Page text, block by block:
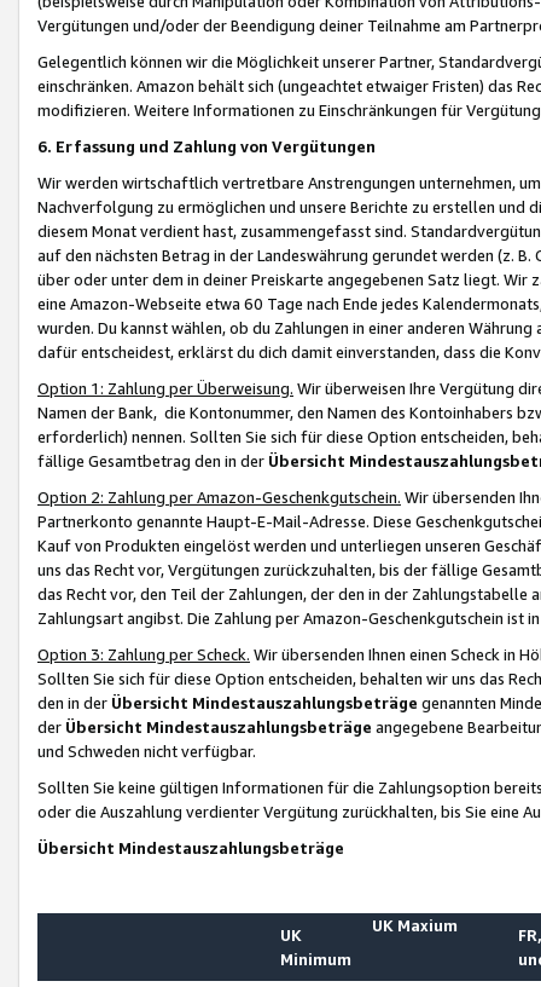
Vergütungen und/oder der Beendigung deiner Teilnahme am
Gelegentlich können wir die Möglichkeit unserer Partner,
einschränken. Amazon behält sich (ungeachtet etwaiger Fristen) das
modifizieren. Weitere Informationen zu Einschränkungen für
6. Erfassung und Zahlung von Vergütungen
Wir werden wirtschaftlich vertretbare Anstrengungen unternehmen,
Nachverfolgung zu ermöglichen und unsere Berichte zu erstellen und
diesem Monat verdient hast, zusammengefasst sind.
auf den nächsten Betrag in der Landeswährung gerundet werden (z.
über oder unter dem in deiner Preiskarte angegebenen Satz liegt.
eine Amazon-Webseite etwa 60 Tage nach Ende jedes
wurden. Du kannst wählen, ob du Zahlungen in einer anderen
dafür entscheidest, erklärst du dich damit einverstanden, dass die
Option 1: Zahlung per Überweisung. Wir überweisen Ihre Vergütung
Namen der Bank, die Kontonummer, den Namen des Kontoinhabers
erforderlich) nennen. Sollten Sie sich für diese Option entscheiden,
fällige Gesamtbetrag den in der Übersicht
Option 2: Zahlung per Amazon-Geschenkgutschein. Wir übersenden
Partnerkonto genannte Haupt-E-Mail-Adresse. Diese
Kauf von Produkten eingelöst werden und unterliegen unseren
uns das Recht vor, Vergütungen zurückzuhalten, bis der fällige
das Recht vor, den Teil der Zahlungen, der den in der
Zahlungsart angibst. Die Zahlung per Amazon-Geschenkgutschein ist
Option 3: Zahlung per Scheck. Wir übersenden Ihnen einen Scheck in
Sollten Sie sich für diese Option entscheiden, behalten wir uns das
den in der Übersicht Mindestauszahlungsbeträge genannten
der Übersicht Mindestauszahlungsbeträge angegebene
und Schweden nicht verfügbar.
Sollten Sie keine gültigen Informationen für die Zahlungsoption
oder die Auszahlung verdienter Vergütung zurückhalten, bis Sie
Übersicht Mindestauszahlungsbeträge
UK
Minimum
UK Maxium